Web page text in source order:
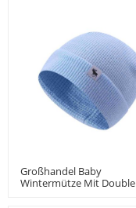
Großhandel Baby
Wintermütze Mit Double